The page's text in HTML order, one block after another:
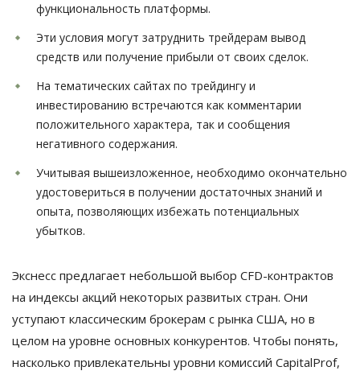
функциональность платформы.
Эти условия могут затруднить трейдерам вывод
средств или получение прибыли от своих сделок.
На тематических сайтах по трейдингу и
инвестированию встречаются как комментарии
положительного характера, так и сообщения
негативного содержания.
Учитывая вышеизложенное, необходимо окончательно
удостовериться в получении достаточных знаний и
опыта, позволяющих избежать потенциальных
убытков.
Экснесс предлагает небольшой выбор CFD-контрактов
на индексы акций некоторых развитых стран. Они
уступают классическим брокерам с рынка США, но в
целом на уровне основных конкурентов. Чтобы понять,
насколько привлекательны уровни комиссий CapitalProf,